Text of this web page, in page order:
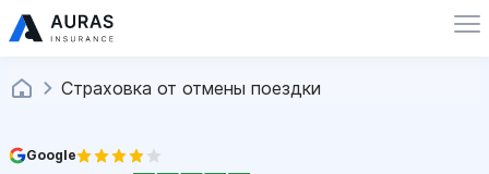
Страховка от отмены поездки
Google